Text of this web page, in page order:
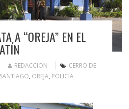
A “OREJA” EN EL
REDACCION
CERRO DE
, OREJA, POLICIA